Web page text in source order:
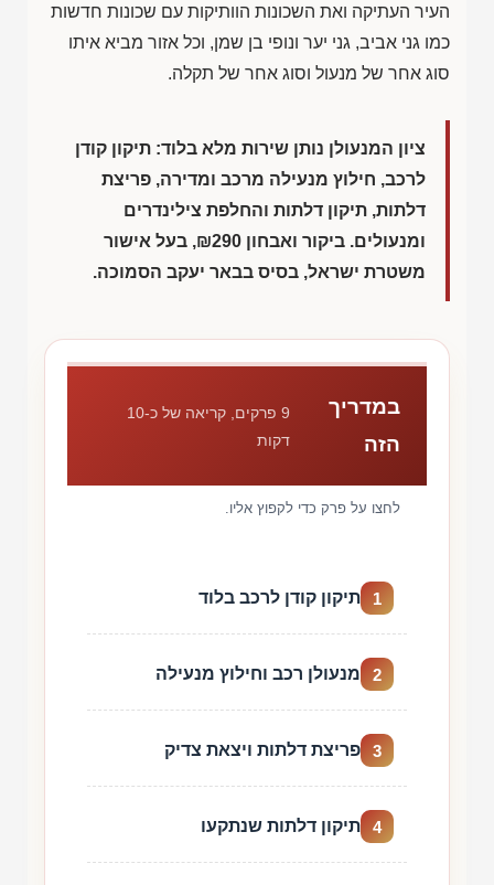
העיר העתיקה ואת השכונות הוותיקות עם שכונות חדשות
כמו גני אביב, גני יער ונופי בן שמן, וכל אזור מביא איתו
סוג אחר של מנעול וסוג אחר של תקלה.
ציון המנעולן נותן שירות מלא בלוד: תיקון קודן
לרכב, חילוץ מנעילה מרכב ומדירה, פריצת
דלתות, תיקון דלתות והחלפת צילינדרים
ומנעולים. ביקור ואבחון ₪290, בעל אישור
משטרת ישראל, בסיס בבאר יעקב הסמוכה.
במדריך
הזה
9 פרקים, קריאה של כ-10
דקות
לחצו על פרק כדי לקפוץ אליו.
1 תיקון קודן לרכב בלוד
2 מנעולן רכב וחילוץ מנעילה
3 פריצת דלתות ויצאת צדיק
4 תיקון דלתות שנתקעו